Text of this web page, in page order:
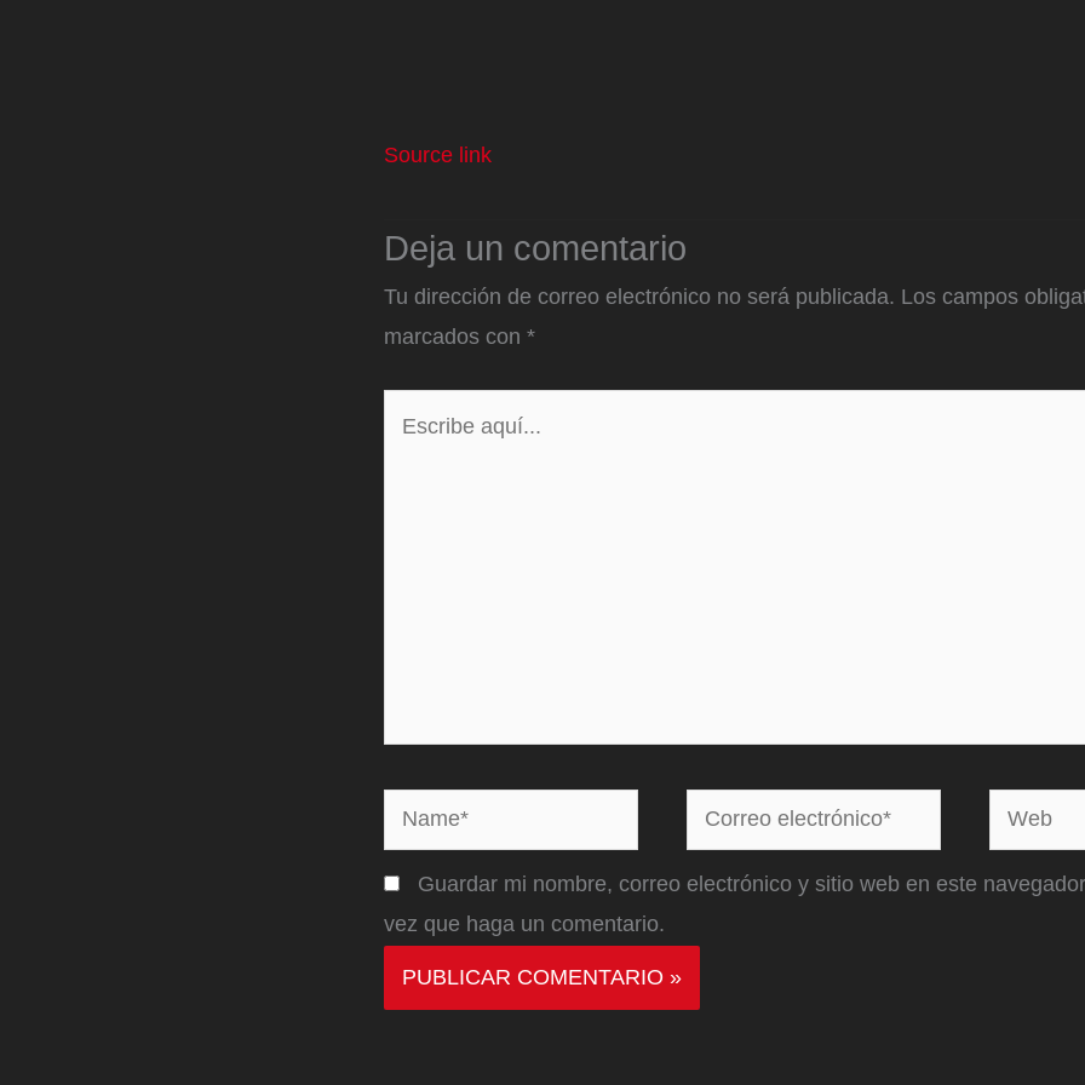
Source link
Deja un comentario
Tu dirección de correo electrónico no será publicada. Los campos
marcados con *
Name*
Correo
electrónico*
Web
Guardar mi nombre, correo electrónico y sitio web en este
vez que haga un comentario.